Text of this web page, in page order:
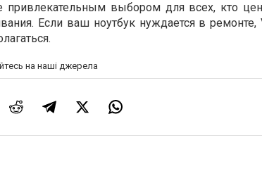
привлекательным выбором для всех, кто
Если ваш ноутбук нуждается в
на наші джерела